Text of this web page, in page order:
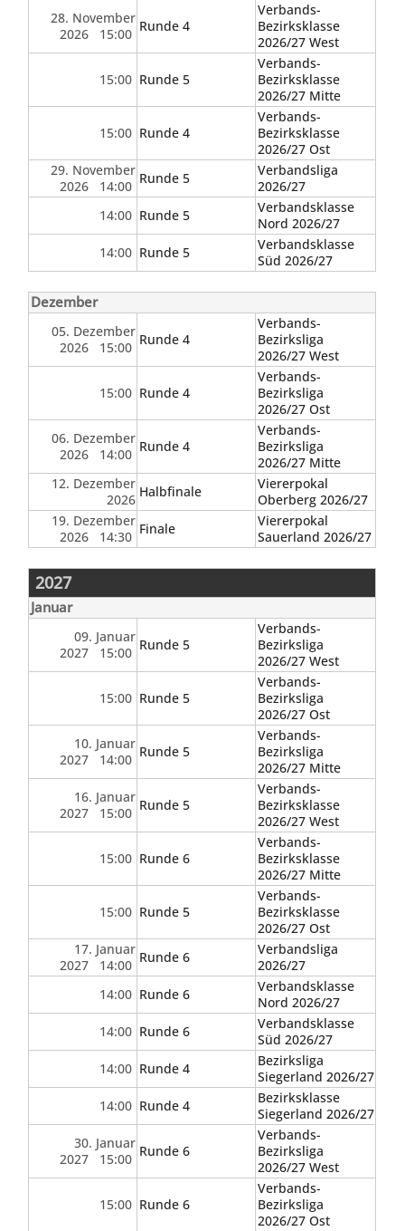
28. November
2026 15:00 Runde 4
Verbands-
Bezirksklasse
2026/27 West
15:00 Runde 5
Verbands-
Bezirksklasse
2026/27 Mitte
15:00 Runde 4
Verbands-
Bezirksklasse
2026/27 Ost
29. November
2026 14:00 Runde 5
Verbandsliga
2026/27
14:00 Runde 5
Verbandsklasse
Nord 2026/27
14:00 Runde 5
Verbandsklasse
Süd 2026/27
Dezember
05. Dezember
2026 15:00 Runde 4
Verbands-
Bezirksliga
2026/27 West
15:00 Runde 4
Verbands-
Bezirksliga
2026/27 Ost
06. Dezember
2026 14:00 Runde 4
Verbands-
Bezirksliga
2026/27 Mitte
12. Dezember
2026 Halbfinale
Viererpokal
Oberberg 2026/27
19. Dezember
2026 14:30 Finale
Viererpokal
Sauerland 2026/27
2027
Januar
09. Januar
2027 15:00 Runde 5
Verbands-
Bezirksliga
2026/27 West
15:00 Runde 5
Verbands-
Bezirksliga
2026/27 Ost
10. Januar
2027 14:00 Runde 5
Verbands-
Bezirksliga
2026/27 Mitte
16. Januar
2027 15:00 Runde 5
Verbands-
Bezirksklasse
2026/27 West
15:00 Runde 6
Verbands-
Bezirksklasse
2026/27 Mitte
15:00 Runde 5
Verbands-
Bezirksklasse
2026/27 Ost
17. Januar
2027 14:00 Runde 6
Verbandsliga
2026/27
14:00 Runde 6
Verbandsklasse
Nord 2026/27
14:00 Runde 6
Verbandsklasse
Süd 2026/27
14:00 Runde 4
Bezirksliga
Siegerland 2026/27
14:00 Runde 4
Bezirksklasse
Siegerland 2026/27
30. Januar
2027 15:00 Runde 6
Verbands-
Bezirksliga
2026/27 West
15:00 Runde 6
Verbands-
Bezirksliga
2026/27 Ost